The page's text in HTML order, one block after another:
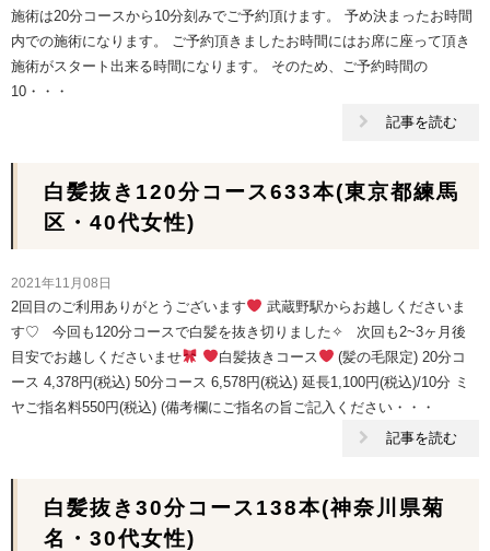
施術は20分コースから10分刻みでご予約頂けます。 予め決まったお時間
内での施術になります。 ご予約頂きましたお時間にはお席に座って頂き
施術がスタート出来る時間になります。 そのため、ご予約時間の
10・・・
記事を読む
白髪抜き120分コース633本(東京都練馬
区・40代女性)
2021年11月08日
2回目のご利用ありがとうございます
武蔵野駅からお越しくださいま
す♡ 今回も120分コースで白髪を抜き切りました✧︎ 次回も2~3ヶ月後
目安でお越しくださいませ
白髪抜きコース
(髪の毛限定) 20分コ
ース 4,378円(税込) 50分コース 6,578円(税込) 延長1,100円(税込)/10分 ミ
ヤご指名料550円(税込) (備考欄にご指名の旨ご記入ください・・・
記事を読む
白髪抜き30分コース138本(神奈川県菊
名・30代女性)